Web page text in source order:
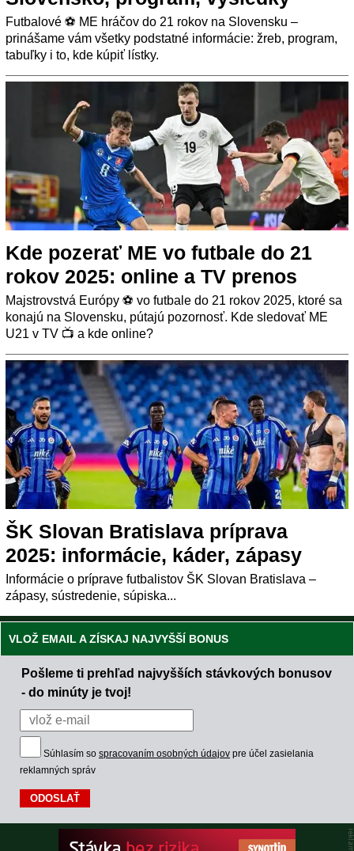
Futbalové ⚽ ME hráčov do 21 rokov na Slovensku –
prinášame vám všetky podstatné informácie: žreb, program,
tabuľky i to, kde kúpiť lístky.
Kde pozerať ME vo futbale do 21
rokov 2025: online a TV prenos
Majstrovstvá Európy ⚽ vo futbale do 21 rokov 2025, ktoré sa
konajú na Slovensku, pútajú pozornosť. Kde sledovať ME
U21 v TV 📺 a kde online?
ŠK Slovan Bratislava príprava
2025: informácie, káder, zápasy
Informácie o príprave futbalistov ŠK Slovan Bratislava –
zápasy, sústredenie, súpiska...
VLOŽ EMAIL A ZÍSKAJ NAJVYŠŠÍ BONUS
Pošleme ti prehľad najvyšších stávkových bonusov
- do minúty je tvoj!
Súhlasím so spracovaním osobných údajov pre účel zasielania
reklamných správ